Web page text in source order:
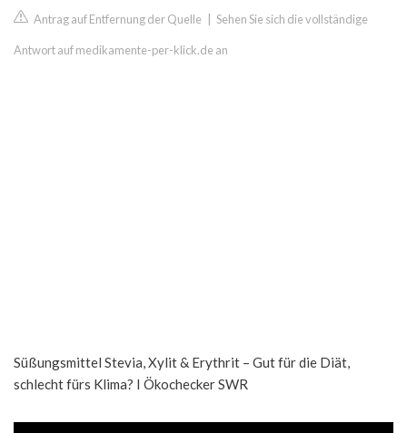
Antrag auf Entfernung der Quelle Sehen Sie sich die vollständige
Antwort auf medikamente-per-klick.de an
Süßungsmittel Stevia, Xylit & Erythrit – Gut für die Diät,
schlecht fürs Klima? I Ökochecker SWR